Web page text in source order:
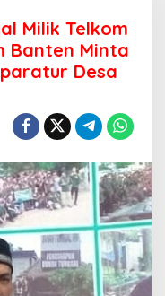
Milik Telkom
Banten Minta
Desa